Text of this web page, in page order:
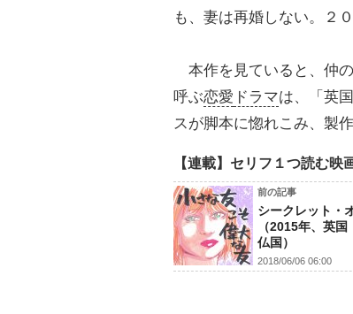
も、妻は再婚しない。２
本作を見ていると、仲
呼ぶ恋愛 ドラマは、「英
スが脚本に惚れこみ、製
【連載】セリフ１つ読む映
前の記事
シークレット・
（2015年、英国
仏国）
2018/06/06 06:00